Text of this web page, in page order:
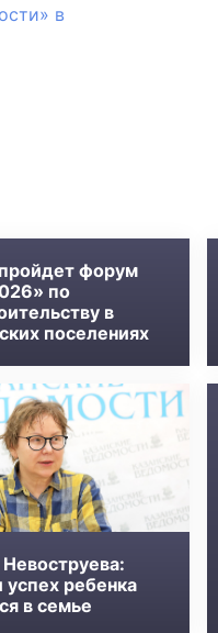
в
форум
по
в
поселениях
успех ребенка
в семье